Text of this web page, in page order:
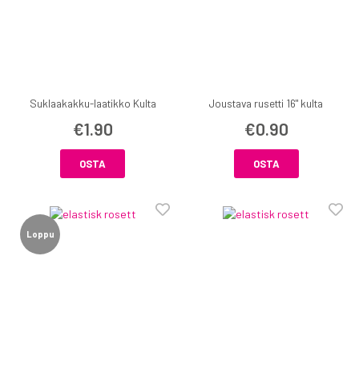
Suklaakakku-laatikko Kulta
€1.90
OSTA
Joustava rusetti 16" kulta
€0.90
OSTA
Loppu